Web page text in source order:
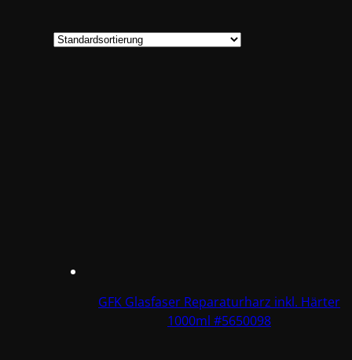
GFK Glasfaser Reparaturharz inkl. Härter
1000ml #5650098